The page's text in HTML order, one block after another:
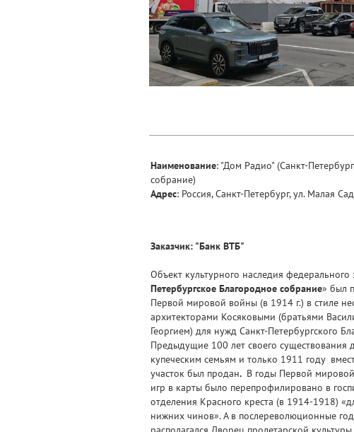
Наименование: "Дом Радио" (Санкт-
собрание)
Адрес: Россия, Санкт-Петербург, ул. Малая
Заказчик: "Банк ВТБ"
Объект культурного наследия федерального
Петербургское Благородное собрание» был
Первой мировой войны (в 1914 г.) в стиле
архитекторами Косяковыми (братьями
Георгием) для нужд Санкт-Петербургского
Предыдущие 100 лет своего существования
купеческим семьям и только 1911 году
участок был продан. В годы Первой
игр в карты было перепрофилировано в
отделения Красного креста (в 1914-1918)
нижних чинов». А в послереволюционные